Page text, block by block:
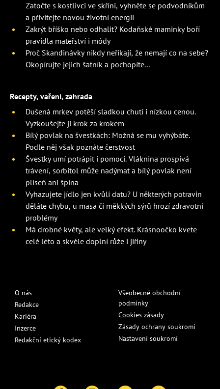
Zatočte s kostlivci ve skříni, vyhněte se podvodníkům
a přivítejte novou životní energii
Zakrýt bříško nebo odhalit? Kodaňské maminky boří
pravidla mateřství i módy
Proč Skandinávky nikdy neříkají, že nemají co na sebe?
Okopírujte jejich šatník a pochopíte...
Recepty, vaření, zahrada
Dušená mrkev potěší sladkou chutí i nízkou cenou.
Vyzkoušejte ji krok za krokem
Bílý povlak na švestkách: Možná se mu vyhýbáte.
Podle něj však poznáte čerstvost
Švestky umí potrápit i pomoci. Vláknina prospívá
trávení, sorbitol může nadýmat a bílý povlak není
plíseň ani špína
Vyhazujete jídlo jen kvůli datu? U některých potravin
děláte chybu, u masa či měkkých sýrů hrozí zdravotní
problémy
Má drobné květy, ale velký efekt. Krásnoočko kvete
celé léto a skvěle doplní růže i jiřiny
O nás
Redakce
Kariéra
Inzerce
Redakční etický kodex
Všeobecné obchodní
podmínky
Cookies zásady
Zásady ochrany soukromí
Nastavení soukromí